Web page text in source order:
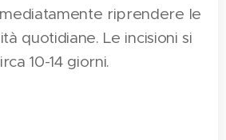
riprendere le
quotidiane. Le incisioni si
10-14 giorni.